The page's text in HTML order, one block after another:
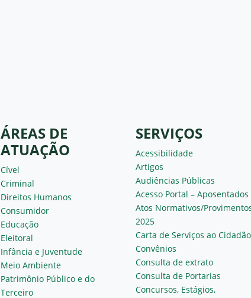
ÁREAS DE
ATUAÇÃO
Cível
Criminal
Direitos Humanos
Consumidor
Educação
Eleitoral
Infância e Juventude
Meio Ambiente
Patrimônio Público e do
Terceiro
SERVIÇOS
Acessibilidade
Artigos
Audiências Públicas
Acesso Portal – Aposentados
Atos Normativos/
2025
Carta de Serviços ao Cidadão
Convênios
Consulta de extrato
Consulta de Portarias
Concursos, Estágios,